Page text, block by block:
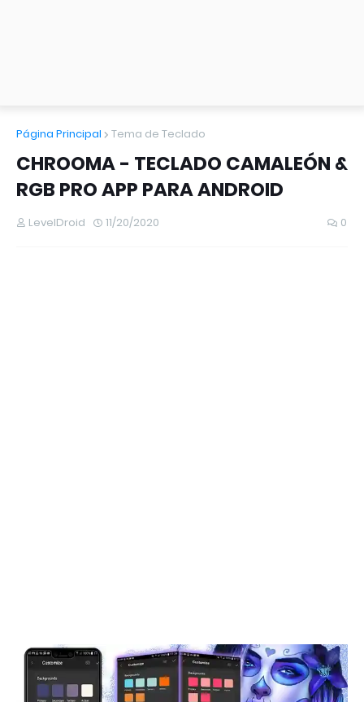
Página Principal Tema de Teclado
CHROOMA - TECLADO CAMALEÓN &
RGB PRO APP PARA ANDROID
LevelDroid 11/20/2020 0